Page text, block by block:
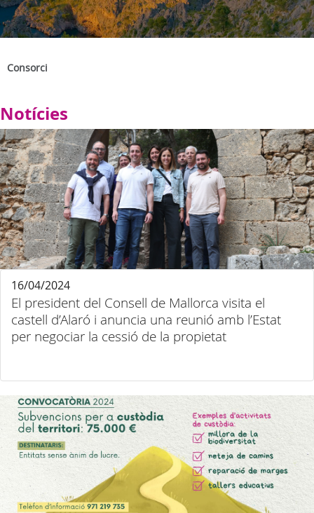
Consorci
Notícies
El president del Consell de Mallorca visita el
castell d’Alaró i anuncia una reunió amb l’Estat
per negociar la cessió de la propietat
16/04/2024